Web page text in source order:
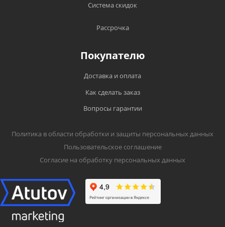
Система скидок
Рассрочка
Покупателю
Доставка и оплата
Как сделать заказ
Вопросы гарантии
Политика в области обработки и защиты персональных данных
Пользовательское соглашение
Согласие на обработку персональных данных